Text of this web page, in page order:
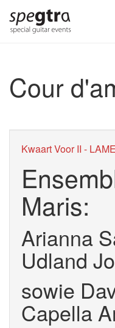
main
Cour
Kwaart Voor II -
Maris:
Arianna
Udland
sowie
Capella